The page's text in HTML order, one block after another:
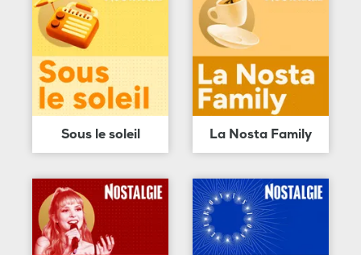
Sous le soleil La Nosta Family